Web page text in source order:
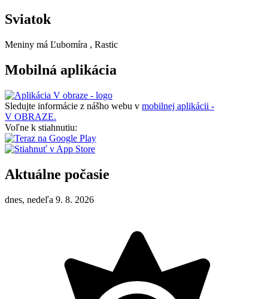
Sviatok
Meniny má Ľubomíra , Rastic
Mobilná aplikácia
Sledujte informácie z nášho webu v mobilnej aplikácii -
V OBRAZE.
Voľne k stiahnutiu:
Aktuálne počasie
dnes, nedeľa 9. 8. 2026